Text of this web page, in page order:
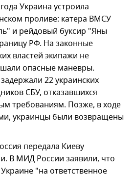
Украина устроила
проливе: катера ВМСУ
и рейдовый буксир "Яны
РФ. На законные
властей экипажи не
опасные маневры.
22 украинских
СБУ, отказавшихся
требованиям. Позже, в ходе
украинцы были возвращены
передала Киеву
В МИД России заявили, что
"на ответственное